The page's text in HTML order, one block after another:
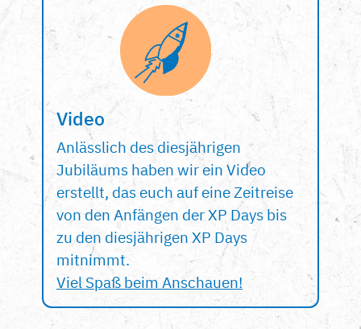
Video
Anlässlich des diesjährigen
Jubiläums haben wir ein Video
erstellt, das euch auf eine Zeitreise
von den Anfängen der XP Days bis
zu den diesjährigen XP Days
mitnimmt.
Viel Spaß beim Anschauen!